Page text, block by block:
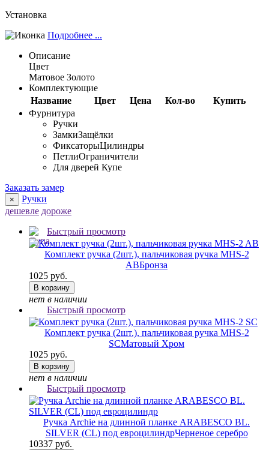
Установка
Подробнее ...
Описание
Цвет
Матовое Золото
Комплектующие
Название
Цвет Цена Кол-во
Купить
Фурнитура
Ручки
ЗамкиЗащёлки
ФиксаторыЦилиндры
ПетлиОграничители
Для дверей Купе
Заказать замер
×
Ручки
дешевле дороже
Быстрый просмотр
Комплект ручка (2шт.), пальчиковая ручка MHS-2
ABБронза
1025 руб.
В корзину
нет в наличии
Быстрый просмотр
Комплект ручка (2шт.), пальчиковая ручка MHS-2
SCМатовый Хром
1025 руб.
В корзину
нет в наличии
Быстрый просмотр
Ручка Archie на длинной планке ARABESCO BL.
SILVER (CL) под евроцилиндрЧерненое серебро
10337 руб.